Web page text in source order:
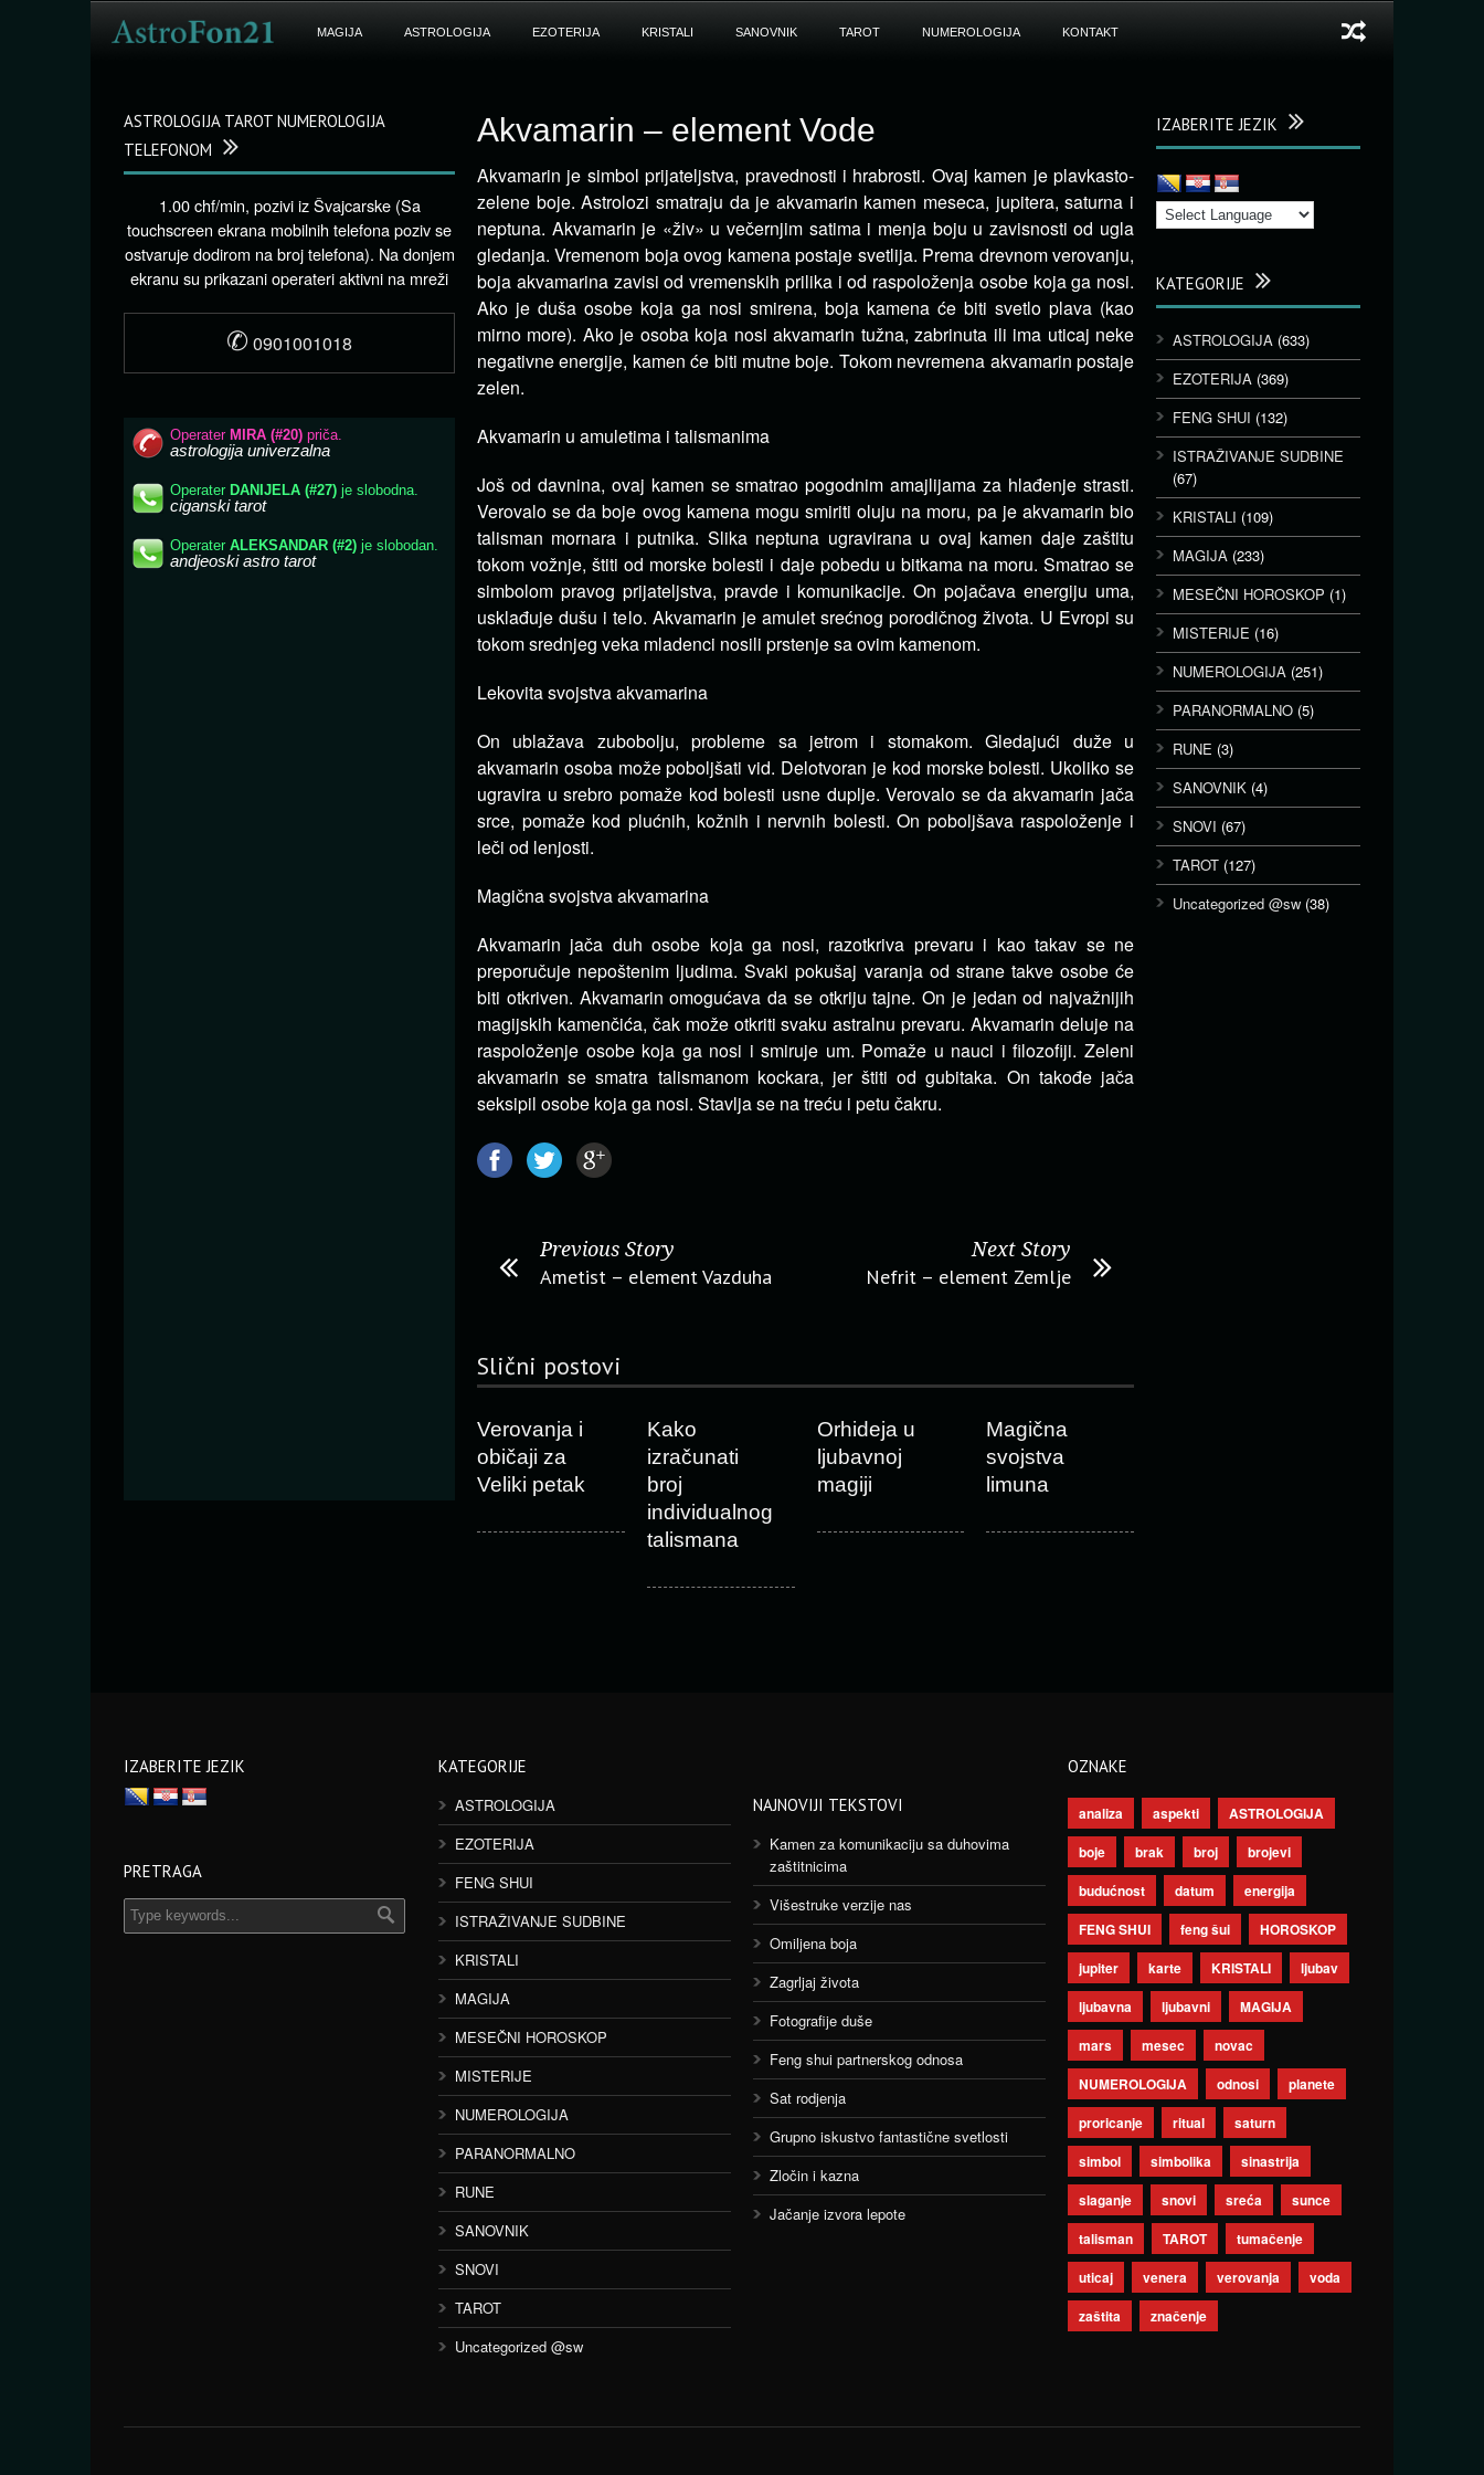
MAGIJA ASTROLOGIJA EZOTERIJA KRISTALI SANOVNIK TAROT NUMEROLOGIJA KONTAKT
Akvamarin – element Vode
Akvamarin je simbol prijateljstva, pravednosti i hrabrosti. Ovaj kamen je plavkasto-
zelene boje. Astrolozi smatraju da je akvamarin kamen meseca, jupitera, saturna i
neptuna. Akvamarin je «živ» u večernjim satima i menja boju u zavisnosti od ugla
gledanja. Vremenom boja ovog kamena postaje svetlija. Prema drevnom verovanju,
boja akvamarina zavisi od vremenskih prilika i od raspoloženja osobe koja ga nosi.
Ako je duša osobe koja ga nosi smirena, boja kamena će biti svetlo plava (kao
mirno more). Ako je osoba koja nosi akvamarin tužna, zabrinuta ili ima uticaj neke
negativne energije, kamen će biti mutne boje. Tokom nevremena akvamarin postaje
zelen.
Akvamarin u amuletima i talismanima
Još od davnina, ovaj kamen se smatrao pogodnim amajlijama za hlađenje strasti.
Verovalo se da boje ovog kamena mogu smiriti oluju na moru, pa je akvamarin bio
talisman mornara i putnika. Slika neptuna ugravirana u ovaj kamen daje zaštitu
tokom vožnje, štiti od morske bolesti i daje pobedu u bitkama na moru. Smatrao se
simbolom pravog prijateljstva, pravde i komunikacije. On pojačava energiju uma,
usklađuje dušu i telo. Akvamarin je amulet srećnog porodičnog života. U Evropi su
tokom srednjeg veka mladenci nosili prstenje sa ovim kamenom.
Lekovita svojstva akvamarina
On ublažava zubobolju, probleme sa jetrom i stomakom. Gledajući duže u
akvamarin osoba može poboljšati vid. Delotvoran je kod morske bolesti. Ukoliko se
ugravira u srebro pomaže kod bolesti usne duplje. Verovalo se da akvamarin jača
srce, pomaže kod plućnih, kožnih i nervnih bolesti. On poboljšava raspoloženje i
leči od lenjosti.
Magična svojstva akvamarina
Akvamarin jača duh osobe koja ga nosi, razotkriva prevaru i kao takav se ne
preporučuje nepoštenim ljudima. Svaki pokušaj varanja od strane takve osobe će
biti otkriven. Akvamarin omogućava da se otkriju tajne. On je jedan od najvažnijih
magijskih kamenčića, čak može otkriti svaku astralnu prevaru. Akvamarin deluje na
raspoloženje osobe koja ga nosi i smiruje um. Pomaže u nauci i filozofiji. Zeleni
akvamarin se smatra talismanom kockara, jer štiti od gubitaka. On takođe jača
seksipil osobe koja ga nosi. Stavlja se na treću i petu čakru.
Previous Story
Ametist – element Vazduha
Next Story
Nefrit – element Zemlje
Slični postovi
Verovanja i
običaji za
Veliki petak
Kako
izračunati
broj
individualnog
talismana
Orhideja u
ljubavnoj
magiji
Magična
svojstva
limuna
IZABERITE JEZIK
KATEGORIJE
ASTROLOGIJA (633)
EZOTERIJA (369)
FENG SHUI (132)
ISTRAŽIVANJE SUDBINE
(67)
KRISTALI (109)
MAGIJA (233)
MESEČNI HOROSKOP (1)
MISTERIJE (16)
NUMEROLOGIJA (251)
PARANORMALNO (5)
RUNE (3)
SANOVNIK (4)
SNOVI (67)
TAROT (127)
Uncategorized @sw (38)
ASTROLOGIJA TAROT NUMEROLOGIJA
TELEFONOM
1.00 chf/min, pozivi iz Švajcarske (Sa
touchscreen ekrana mobilnih telefona poziv se
ostvaruje dodirom na broj telefona). Na donjem
ekranu su prikazani operateri aktivni na mreži
✆ 0901001018
IZABERITE JEZIK
PRETRAGA
KATEGORIJE
ASTROLOGIJA
EZOTERIJA
FENG SHUI
ISTRAŽIVANJE SUDBINE
KRISTALI
MAGIJA
MESEČNI HOROSKOP
MISTERIJE
NUMEROLOGIJA
PARANORMALNO
RUNE
SANOVNIK
SNOVI
TAROT
Uncategorized @sw
NAJNOVIJI TEKSTOVI
Kamen za komunikaciju sa duhovima
zaštitnicima
Višestruke verzije nas
Omiljena boja
Zagrljaj života
Fotografije duše
Feng shui partnerskog odnosa
Sat rodjenja
Grupno iskustvo fantastične svetlosti
Zločin i kazna
Jačanje izvora lepote
OZNAKE
analiza aspekti
ASTROLOGIJA
boje
brak broj
brojevi
budućnost
datum
energija
FENG SHUI
feng šui
HOROSKOP
jupiter
karte KRISTALI
ljubav
ljubavna
ljubavni
MAGIJA
mars
mesec
novac
NUMEROLOGIJA
odnosi
planete
proricanje
ritual
saturn
simbol
simbolika
sinastrija
slaganje
snovi sreća
sunce
talisman
TAROT
tumačenje
uticaj
venera verovanja
voda
zaštita
značenje